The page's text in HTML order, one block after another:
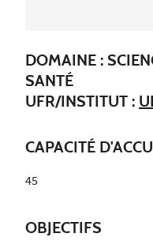
DOMAINE :
SANTÉ
UFR/INSTITUT :
CAPACITÉ
45
OBJECTIFS